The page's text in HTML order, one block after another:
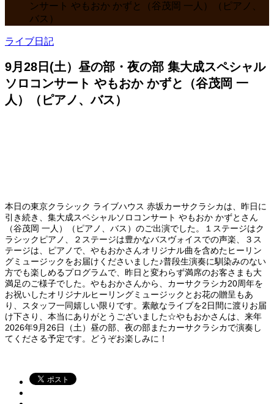
ンサート やもおか かずと（谷茂岡 一人）（ピアノ、
バス）
ライブ日記
9月28日(土）昼の部・夜の部 集大成スペシャル
ソロコンサート やもおか かずと（谷茂岡 一
人）（ピアノ、バス）
本日の東京クラシック ライブハウス 赤坂カーサクラシカは、昨日に
引き続き、集大成スペシャルソロコンサート やもおか かずとさん
（谷茂岡 一人）（ピアノ、バス）のご出演でした。１ステージはク
ラシックピアノ、２ステージは豊かなバスヴォイスでの声楽、３ス
テージは、ピアノで、やもおかさんオリジナル曲を含めたヒーリン
グミュージックをお届けくださいました♪普段生演奏に馴染みのない
方でも楽しめるプログラムで、昨日と変わらず満席のお客さまも大
満足のご様子でした。やもおかさんから、カーサクラシカ20周年を
お祝いしたオリジナルヒーリングミュージックとお花の贈呈もあ
り、スタッフ一同嬉しい限りです。素敵なライブを2日間に渡りお届
け下さり、本当にありがとうございました☆やもおかさんは、来年
2026年9月26日（土）昼の部、夜の部またカーサクラシカで演奏し
てくださる予定です。どうぞお楽しみに！